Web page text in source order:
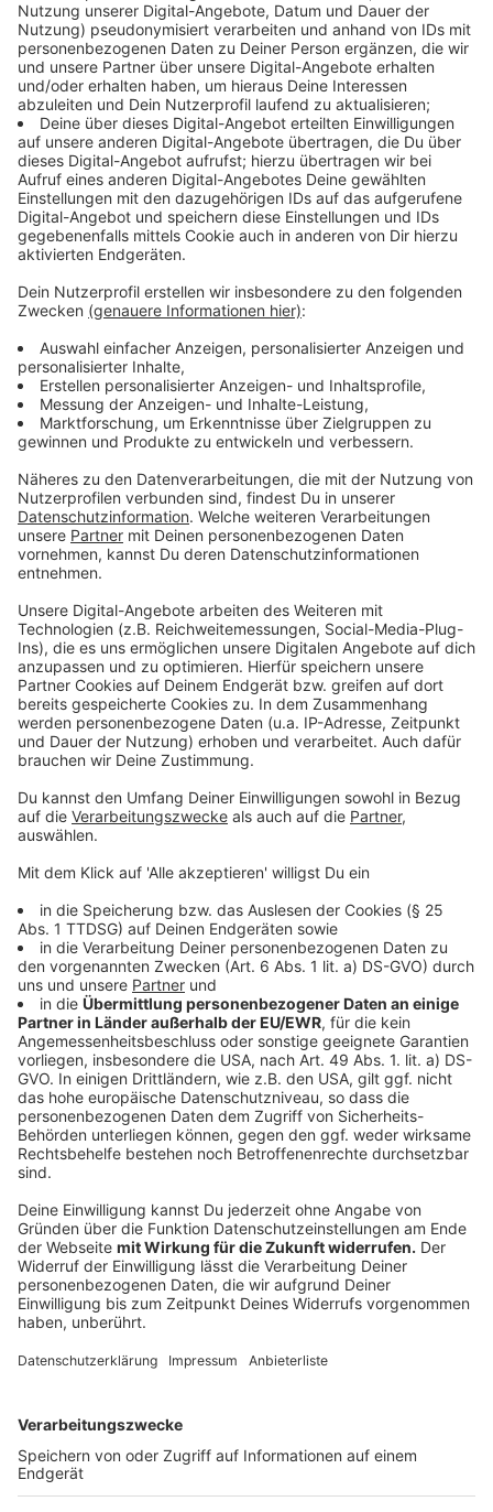
als sehr sensibel wenn er nicht gerade ein emotionaler
Terrorist ist: Sie unterhalten sich, sie streiten sich, sie
beleidigen sich gegenseitig, sie kreischen sich an. Es
geht sehr leidenschaftlich zu im Film und das meine
ich zu 95% auf der verbalen Ebene.
Anzeige
Wir benötigen Ihre
Zustimmung, um den YouTube
Video-Service zu laden!
Wir verwenden einen Service eines
Drittanbieters, um Videoinhalte
einzubetten. Dieser Service kann
sammeln. Bitte lesen Sie die
Details durch und stimmen Sie der
Nutzung des Service zu, um dieses
Video anzusehen.
Mehr Informationen
Akzeptieren
powered byUsercentrics Consent
Management Platform
Wortreiches Kammerspiel
Anzeige
Wie das so ist wenn es kein CGI gibt und keine
einen sehr stylischen Luxus-Bungalow abseits in
Malibu - dann liegt die volle Konzentration beim
hatte - für meinen Geschmack - Zendaya die Nase
etwas vorn. Ihr Gesicht zeigt so viele unterschiedliche
Facetten. Dafür hält John David Washington die
leidenschaftlicheren (manchmal etwas zu langen)
Monologe. Er spielt einen Regisseur, der gerade von
seiner Filmpremiere kommt und wie er sich über eine
noch in der Nacht veröffentlichte Kritik über seinen
Film in Rage redet - das ist großes Kino.
Malcolm & Marie ist ein Kammerspiel um ein Paar. Er
Filmemacher, sie Ex-Junkie, Model, Schauspielerin. Und
was die sich für Dinge gegenseitig an den Kopf
werden Grenzen überschritten. Und die schenken sich
da auch beide nichts. Ausgangspunkt des Streits ist
die Filmpremiere auf der ER vergessen hat IHR zu
danken. In der Folge geht es um Rassendiskriminierung,
um den Kampf Filmemacher gegen Kritiker, es geht um
verletzte Eitelkeit. Ich hab gar nicht versucht zu
schwarz/weiss zuzugucken.
Anzeige